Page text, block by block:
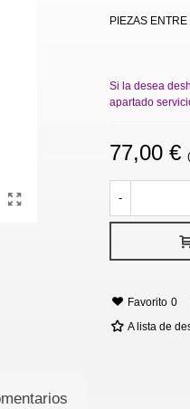
PIEZAS
Si la desea
apartado
77,00 €
-
Favorito 0
A lista de